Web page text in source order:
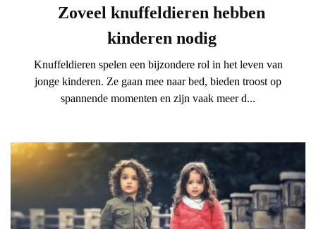
Zoveel knuffeldieren hebben
kinderen nodig
Knuffeldieren spelen een bijzondere rol in het leven van
jonge kinderen. Ze gaan mee naar bed, bieden troost op
spannende momenten en zijn vaak meer d...